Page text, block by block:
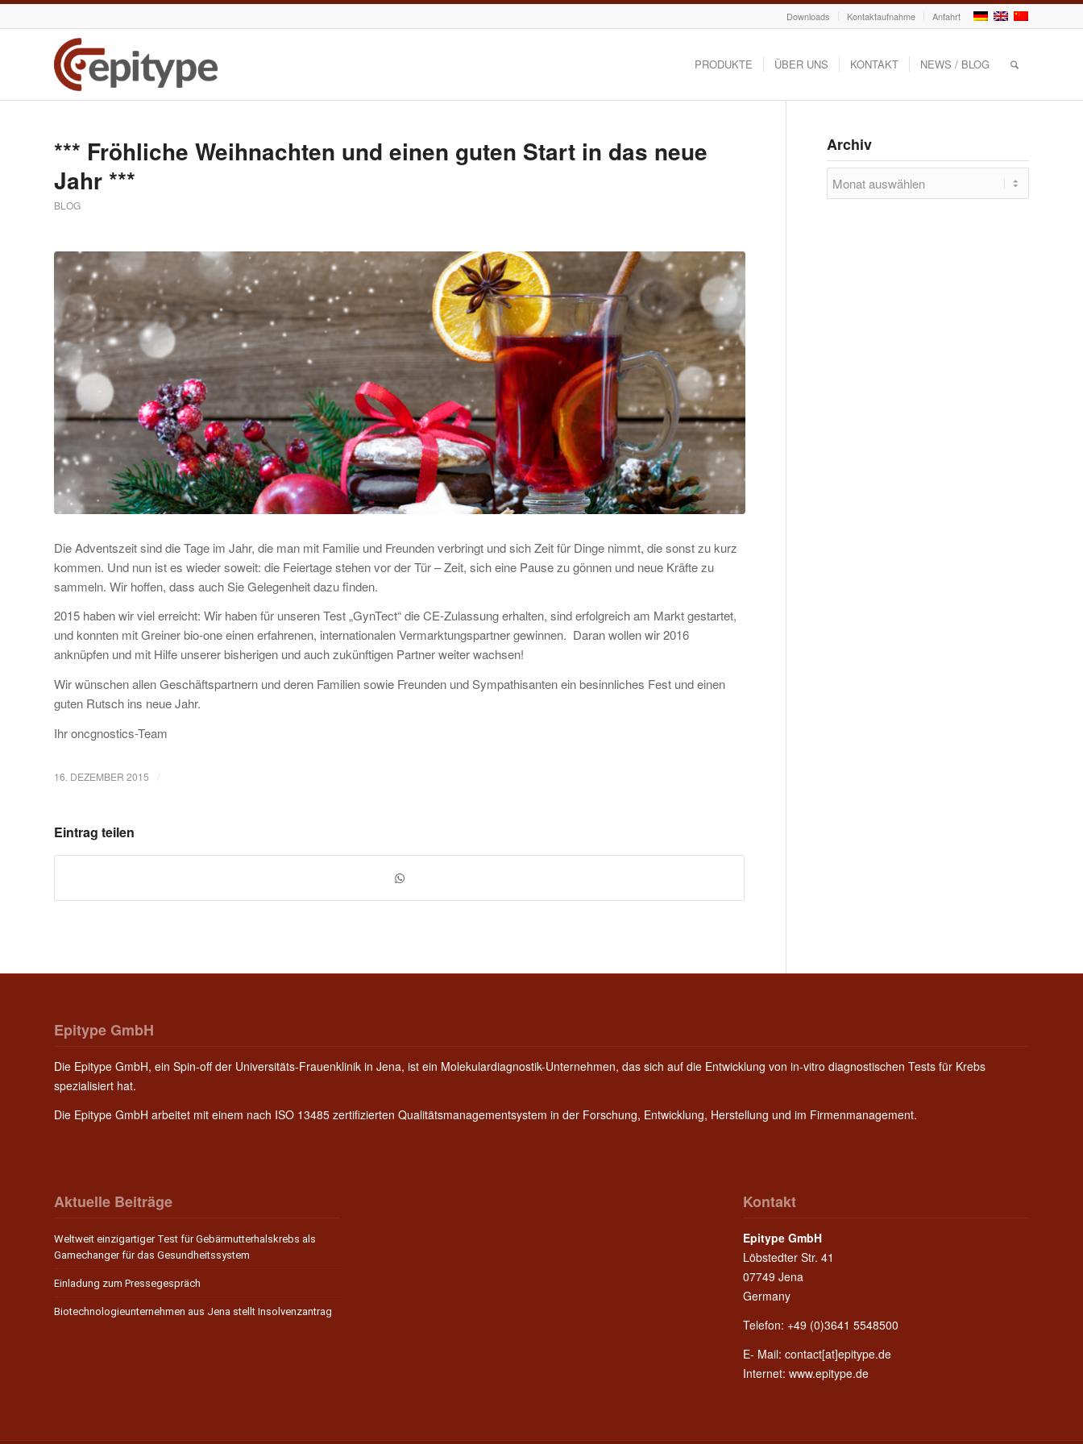
Downloads Kontaktaufnahme Anfahrt
PRODUKTE ÜBER UNS KONTAKT NEWS / BLOG
*** Fröhliche Weihnachten und einen guten Start in das neue
Jahr ***
BLOG
Die Adventszeit sind die Tage im Jahr, die man mit Familie und Freunden verbringt und sich Zeit für Dinge nimmt, die sonst zu kurz
kommen. Und nun ist es wieder soweit: die Feiertage stehen vor der Tür – Zeit, sich eine Pause zu gönnen und neue Kräfte zu
sammeln. Wir hoffen, dass auch Sie Gelegenheit dazu finden.
2015 haben wir viel erreicht: Wir haben für unseren Test „GynTect“ die CE-Zulassung erhalten, sind erfolgreich am Markt gestartet,
und konnten mit Greiner bio-one einen erfahrenen, internationalen Vermarktungspartner gewinnen. Daran wollen wir 2016
anknüpfen und mit Hilfe unserer bisherigen und auch zukünftigen Partner weiter wachsen!
Wir wünschen allen Geschäftspartnern und deren Familien sowie Freunden und Sympathisanten ein besinnliches Fest und einen
guten Rutsch ins neue Jahr.
Ihr oncgnostics-Team
16. DEZEMBER 2015 /
Eintrag teilen
Archiv
Epitype GmbH
Die Epitype GmbH, ein Spin-off der Universitäts-Frauenklinik in Jena, ist ein Molekulardiagnostik-Unternehmen, das sich auf die Entwicklung von in-vitro diagnostischen Tests für Krebs
spezialisiert hat.
Die Epitype GmbH arbeitet mit einem nach ISO 13485 zertifizierten Qualitätsmanagementsystem in der Forschung, Entwicklung, Herstellung und im Firmenmanagement.
Aktuelle Beiträge
Weltweit einzigartiger Test für Gebärmutterhalskrebs als
Gamechanger für das Gesundheitssystem
Einladung zum Pressegespräch
Biotechnologieunternehmen aus Jena stellt Insolvenzantrag
Kontakt
Epitype GmbH
Löbstedter Str. 41
07749 Jena
Germany
Telefon: +49 (0)3641 5548500
E- Mail:contact[at]epitype.de
Internet:www.epitype.de